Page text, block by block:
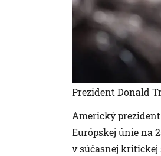
Prezident Donald
Americký
Európskej únie na
v súčasnej